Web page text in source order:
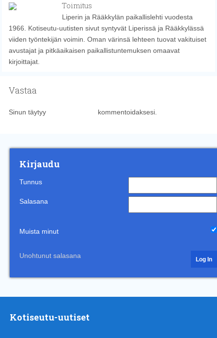
Toimitus
Liperin ja Rääkkylän paikallislehti vuodesta
1966. Kotiseutu-uutisten sivut syntyvät Liperissä ja Rääkkylässä
viiden työntekijän voimin. Oman värinsä lehteen tuovat vakituiset
avustajat ja pitkäaikaisen paikallistuntemuksen omaavat
kirjoittajat.
Vastaa
Sinun täytyy kommentoidaksesi.
Kirjaudu
Tunnus
Salasana
Muista minut
Unohtunut salasana
Kotiseutu-uutiset